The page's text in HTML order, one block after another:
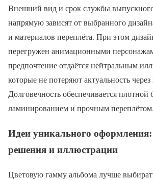
Внешний вид и срок службы
напрямую зависят от выбранного
и материалов переплёта. При этом
перегружен анимационными
предпочтение отдаётся нейтральным
которые не потеряют актуальность через
Долговечность обеспечивается плотной
ламинированием и прочным переплётом.
Идеи уникального
решения и иллюстрации
Цветовую гамму альбома лучше